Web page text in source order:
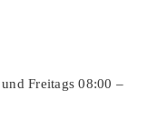
Freitags 08:00 –